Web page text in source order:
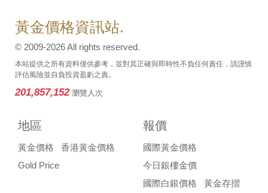
黃金價格資訊站.
© 2009-2026 All rights reserved.
本站提供之所有資料僅供參考，並對其正確與即時性不負任何責任，請謹慎
評估風險並自負投資盈虧之責。
201,857,152 瀏覽人次
地區
黃金價格
香港黃金價格
Gold Price
報價
國際黃金價格
今日銀樓金價
國際白銀價格
黃金存摺